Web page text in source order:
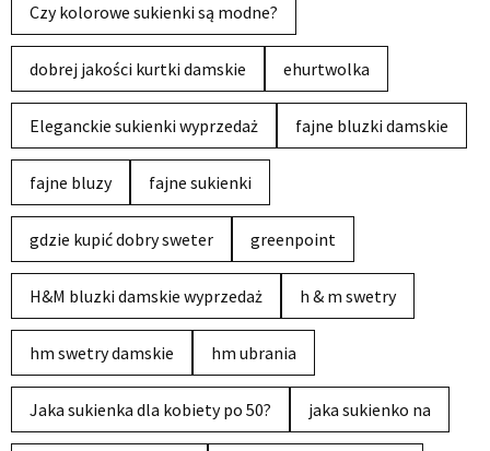
Czy kolorowe sukienki są modne?
dobrej jakości kurtki damskie ehurtwolka
Eleganckie sukienki wyprzedaż fajne bluzki damskie
fajne bluzy fajne sukienki
gdzie kupić dobry sweter greenpoint
H&M bluzki damskie wyprzedaż h & m swetry
hm swetry damskie hm ubrania
Jaka sukienka dla kobiety po 50? jaka sukienko na